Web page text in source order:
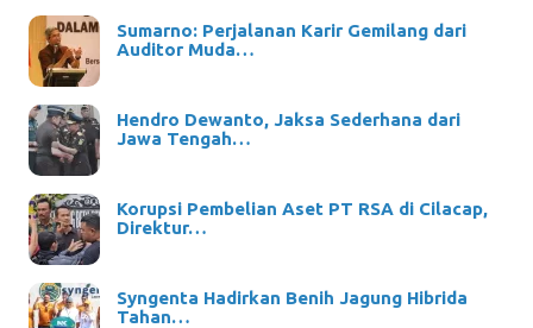
Sumarno: Perjalanan Karir Gemilang dari
Auditor Muda…
Hendro Dewanto, Jaksa Sederhana dari
Jawa Tengah…
Korupsi Pembelian Aset PT RSA di Cilacap,
Direktur…
Syngenta Hadirkan Benih Jagung Hibrida
Tahan…